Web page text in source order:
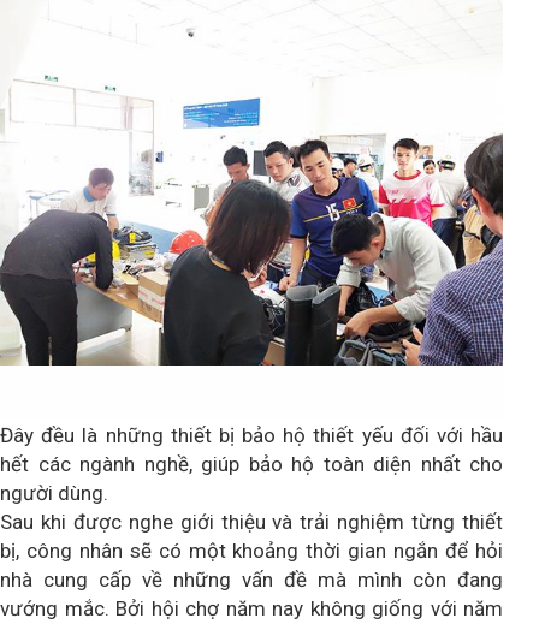
Đây đều là những thiết bị bảo hộ thiết yếu đối với hầu
hết các ngành nghề, giúp bảo hộ toàn diện nhất cho
người dùng.
Sau khi được nghe giới thiệu và trải nghiệm từng thiết
bị, công nhân sẽ có một khoảng thời gian ngắn để hỏi
nhà cung cấp về những vấn đề mà mình còn đang
vướng mắc. Bởi hội chợ năm nay không giống với năm